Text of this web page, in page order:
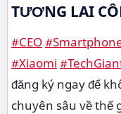
TƯƠNG LAI
#CEO
#Xiaomi
đăng ký ngay để
chuyên sâu về thế